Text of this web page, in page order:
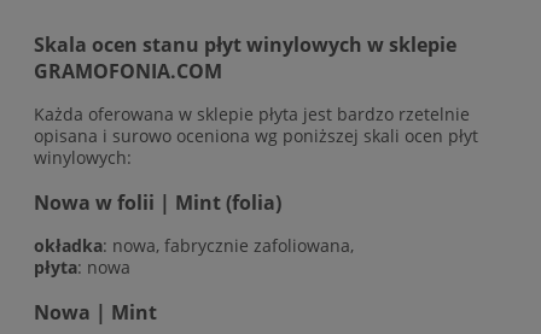
Skala ocen stanu płyt winylowych w sklepie
GRAMOFONIA.COM
Każda oferowana w sklepie płyta jest bardzo rzetelnie
opisana i surowo oceniona wg poniższej skali ocen płyt
winylowych:
Nowa w folii | Mint (folia)
okładka: nowa, fabrycznie zafoliowana,
płyta: nowa
Nowa | Mint